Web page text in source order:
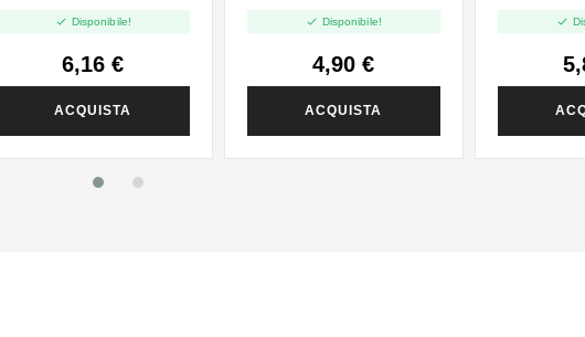
 Disponibile!
6,16 €
ACQUISTA
 Disponibile!
4,90 €
ACQUISTA
